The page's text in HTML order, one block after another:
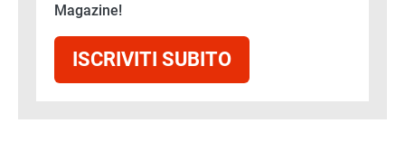
Magazine!
ISCRIVITI SUBITO